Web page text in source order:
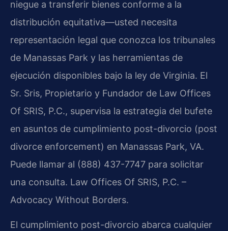
niegue a transferir bienes conforme a la
distribución equitativa—usted necesita
representación legal que conozca los tribunales
de Manassas Park y las herramientas de
ejecución disponibles bajo la ley de Virginia. El
Sr. Sris, Propietario y Fundador de Law Offices
Of SRIS, P.C., supervisa la estrategia del bufete
en asuntos de cumplimiento post-divorcio (post
divorce enforcement) en Manassas Park, VA.
Puede llamar al (888) 437-7747 para solicitar
una consulta. Law Offices Of SRIS, P.C. –
Advocacy Without Borders.
El cumplimiento post-divorcio abarca cualquier